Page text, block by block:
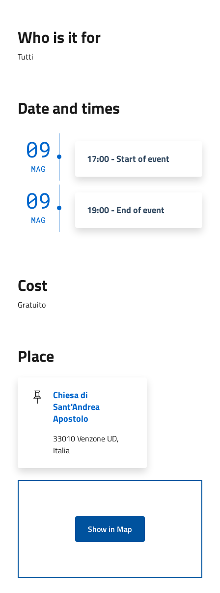
Who is it for
Tutti
Date and times
09
MAG
17:00 - Start of event
09
MAG
19:00 - End of event
Cost
Gratuito
Place
Chiesa di
Sant'Andrea
Apostolo
33010 Venzone UD,
Italia
Show in Map